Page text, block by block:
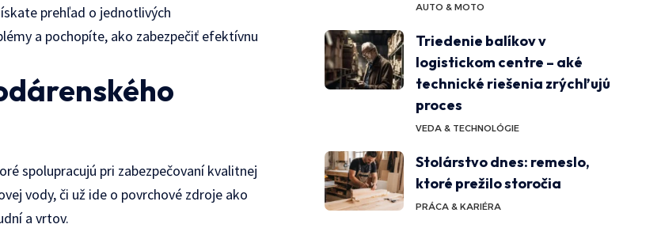
prehľad o jednotlivých
a pochopíte, ako zabezpečiť efektívnu
spolupracujú pri zabezpečovaní kvalitnej
vody, či už ide o povrchové zdroje ako
a vrtov.
AUTO & MOTO
Triedenie balíkov v
logistickom centre – aké
technické riešenia zrýchľujú
proces
VEDA & TECHNOLÓGIE
Stolárstvo dnes: remeslo,
ktoré prežilo storočia
PRÁCA & KARIÉRA